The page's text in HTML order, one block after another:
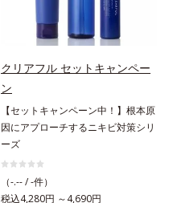
クリアフル セットキャンペー
ン
【セットキャンペーン中！】根本原
因にアプローチするニキビ対策シリ
ーズ
（-.-- / -件）
税込4,280円 ～4,690円